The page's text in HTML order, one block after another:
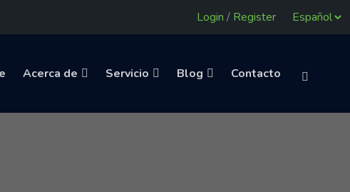
Login / Register
Acerca de Servicio Blog Contacto